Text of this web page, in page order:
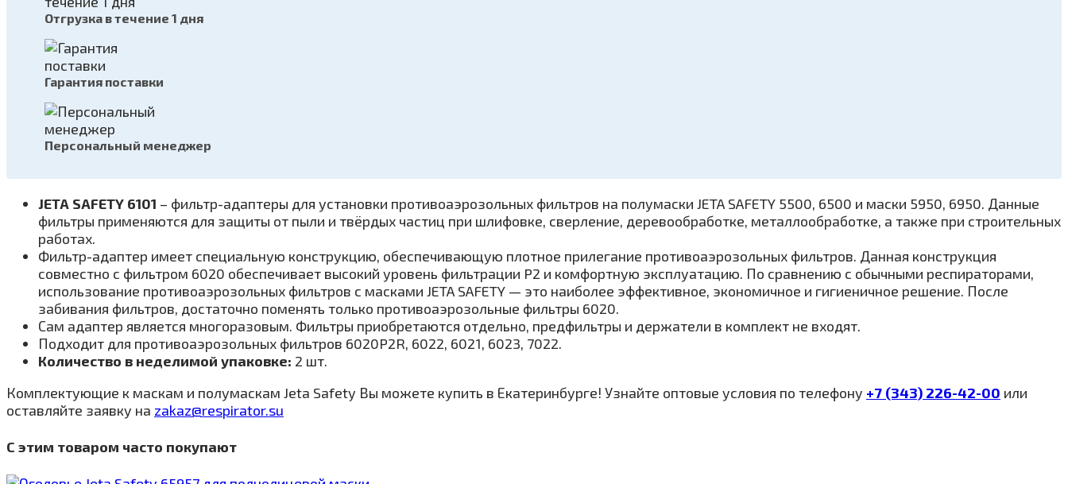
Отгрузка в течение 1 дня
Гарантия поставки
Персональный менеджер
JETA SAFETY 6101 – фильтр-адаптеры для установки противоаэрозольных фильтров на полумаски JETA SAFETY 5500, 6500 и маски 5950, 6950. Данные
фильтры применяются для защиты от пыли и твёрдых частиц при шлифовке, сверление, деревообработке, металлообработке, а также при строительных
работах.
Фильтр-адаптер имеет специальную конструкцию, обеспечивающую плотное прилегание противоаэрозольных фильтров. Данная конструкция
совместно с фильтром 6020 обеспечивает высокий уровень фильтрации P2 и комфортную эксплуатацию. По сравнению с обычными респираторами,
использование противоаэрозольных фильтров с масками JETA SAFETY — это наиболее эффективное, экономичное и гигиеничное решение. После
забивания фильтров, достаточно поменять только противоаэрозольные фильтры 6020.
Сам адаптер является многоразовым. Фильтры приобретаются отдельно, предфильтры и держатели в комплект не входят.
Подходит для противоаэрозольных фильтров 6020P2R, 6022, 6021, 6023, 7022.
Количество в неделимой упаковке: 2 шт.
Комплектующие к маскам и полумаскам Jeta Safety Вы можете купить в Екатеринбурге! Узнайте оптовые условия по телефону +7 (343) 226-42-00 или
оставляйте заявку на zakaz@respirator.su
С этим товаром часто покупают